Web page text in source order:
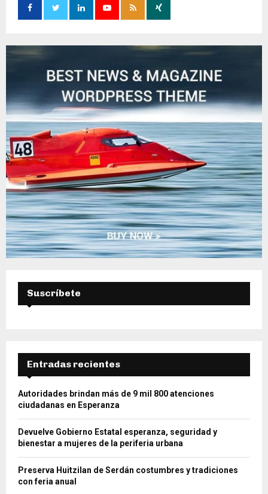
e
A
Suscríbete
Entradas recientes
Autoridades brindan más de 9 mil 800 atenciones
ciudadanas en Esperanza
Devuelve Gobierno Estatal esperanza, seguridad y
bienestar a mujeres de la periferia urbana
Preserva Huitzilan de Serdán costumbres y tradiciones
con feria anual